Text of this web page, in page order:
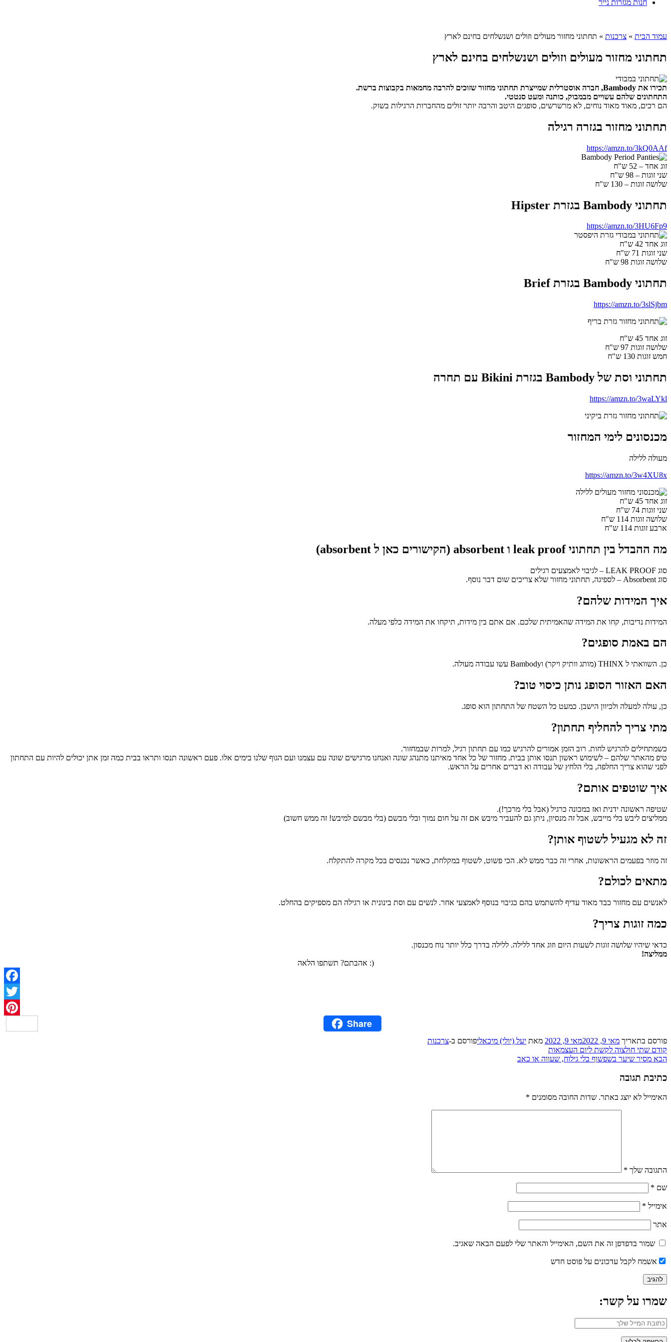
חנות מגזרות נייר
עמוד הבית » צרכנות » תחתוני מחזור מעולים וזולים ושנשלחים בחינם לארץ
תחתוני מחזור מעולים וזולים ושנשלחים בחינם לארץ
תכירו את Bambody, חברה אוסטרלית שמייצרת תחתוני מחזור שזוכים להרבה מחמאות בקבוצות ברשת.
התחתונים שלהם עשויים מבמבוק, כותנה ומעט סנטטי.
הם רכים, מאוד מאוד נוחים, לא מרשרשים, סופגים היטב והרבה יותר זולים מהחברות הרגילות בשוק.
תחתוני מחזור בגזרה רגילה
https://amzn.to/3kQ0AAf
זוג אחד – 52 ש"ח
שני זוגות – 98 ש"ח
שלושה זוגות – 130 ש"ח
תחתוני Bambody בגזרת Hipster
https://amzn.to/3HU6Fp9
זוג אחד 42 ש"ח
שני זוגות 71 ש"ח
שלושה זוגות 98 ש"ח
תחתוני Bambody בגזרת Brief
https://amzn.to/3slSjbm
זוג אחד 45 ש"ח
שלושה זוגות 97 ש"ח
חמש זוגות 130 ש"ח
תחתוני וסת של Bambody בגזרת Bikini עם תחרה
https://amzn.to/3waLYkl
מכנסונים לימי המחזור
מעולה ללילה
https://amzn.to/3w4XU8x
זוג אחד 45 ש"ח
שני זוגות 74 ש"ח
שלושה זוגות 114 ש"ח
ארבע זוגות 114 ש"ח
מה ההבדל בין תחתוני leak proof ו absorbent (הקישורים כאן ל absorbent)
סוג LEAK PROOF – לגיבוי לאמצעים רגילים
סוג Absorbent – לספיגה, תחתוני מחזור שלא צריכים שום דבר נוסף.
איך המידות שלהם?
המידות נדיבות, קחו את המידה שהאמיתית שלכם. אם אתם בין מידות, תיקחו את המידה כלפי מעלה.
הם באמת סופגים?
כן. השוואתי ל THINX (מותג וותיק ויקר) וBambody עשו עבודה מעולה.
האם האזור הסופג נותן כיסוי טוב?
כן, עולה למעלה ולכיוון הישבן. כמעט כל השטח של התחתון הוא סופג.
מתי צריך להחליף תחתון?
כשמתחילים להרגיש לחות. רוב הזמן אמורים להרגיש כמו עם תחתון רגיל, למרות שבמחזור.
טיפ מהאתר שלהם – לשימוש ראשון תנסו אותן בבית. מחזור של כל אחד מאיתנו מתנהג שונה ואנחנו מרגישים שונה עם עצמנו ועם הגוף שלנו בימים אלו. פעם ראשונה תנסו ותראו בבית כמה זמן אתן יכולים להיות עם התחתון
לפני שהוא צריך החלפה, בלי הלחץ של עבודה וא דברים אחרים על הראש.
איך שוטפים אותם?
שטיפה ראשונה ידנית ואז במכונה כרגיל (אבל בלי מרכך!).
ממליצים ליבש בלי מייבש, אבל זה מנסיון, ניתן גם להעביר מיבש אם זה על חום נמוך ובלי מבשם (בלי מבשם למיבש! זה ממש חשוב)
זה לא מגעיל לשטוף אותן?
זה מוזר בפעמים הראשונות, אחרי זה כבר ממש לא. הכי פשוט, לשטוף במקלחת, כאשר נכנסים בכל מקרה להתקלח.
מתאים לכולם?
לאנשים עם מחזור כבד מאוד עדיף להשתמש בהם כגיבוי בנוסף לאמצעי אחר. לנשים עם וסת בינונית או רגילה הם מספיקים בהחלט.
כמה זוגות צריך?
כדאי שיהיו שלושה זוגות לשעות היום וזוג אחד ללילה. ללילה בדרך כלל יותר נוח מכנסון.
ממליצה!
אהבתם? תשתפו הלאה :)
PinterestShare
פורסם בתאריך מאי 9, 2022 מאי 9, 2022 מאת יעל (יולי) מיכאליפורסם ב-צרכנות
ניווט
קודם רשומה
קודמת:
שתי חולצוה לקשת ליום העצמאות
הבא רשומה
מסיר שיער בשפשוף בלי גילוח, שעווה או כאב
כתיבת תגובה
האימייל לא יוצג באתר. שדות החובה מסומנים *
התגובה שלך *
שם *
אימייל *
אתר
שמור בדפדפן זה את השם, האימייל והאתר שלי לפעם הבאה שאגיב.
אשמח לקבל עדכונים על פוסט חדש
שמרו על קשר: